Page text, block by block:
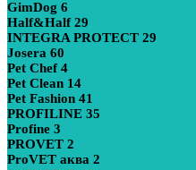
GimDog 6
Half&Half 29
INTEGRA PROTECT 29
Josera 60
Pet Chef 4
Pet Clean 14
Pet Fashion 41
PROFILINE 35
Profine 3
PROVET 2
ProVET аква 2